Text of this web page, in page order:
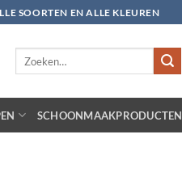
SOORTEN EN ALLE KLEUREN
SCHOONMAAKPRODUCTEN